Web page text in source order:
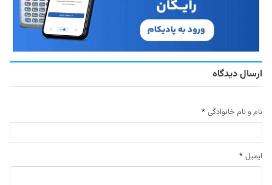
ارسال دیدگاه
نام و نام خانوادگی *
ایمیل *